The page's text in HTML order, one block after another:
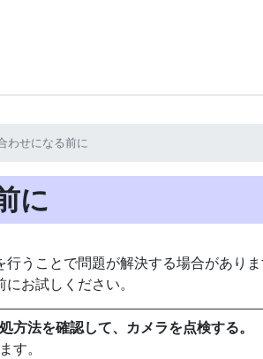
わせになる前に
に
うことで問題が解決する場合があり
お試しください。
方法を確認して、カメラを点検する。
す。